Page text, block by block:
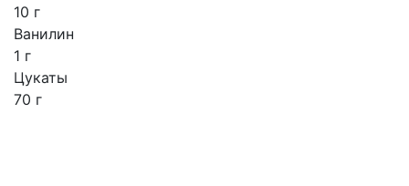
10 г
Ванилин
1 г
Цукаты
70 г